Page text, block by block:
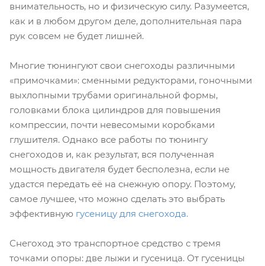
внимательность, но и физическую силу. Разумеется,
как и в любом другом деле, дополнительная пара
рук совсем не будет лишней.
Многие тюнингуют свои снегоходы различными
«примочками»: сменными редукторами, гоночными
выхлопными трубами оригинальной формы,
головками блока цилиндров для повышения
компрессии, почти невесомыми коробками
глушителя. Однако все работы по тюнингу
снегоходов и, как результат, вся полученная
мощность двигателя будет бесполезна, если не
удастся передать её на снежную опору. Поэтому,
самое лучшее, что можно сделать это выбрать
эффективную гусеницу для снегохода.
Снегоход это транспортное средство с тремя
точками опоры: две лыжи и гусеница. От гусеницы